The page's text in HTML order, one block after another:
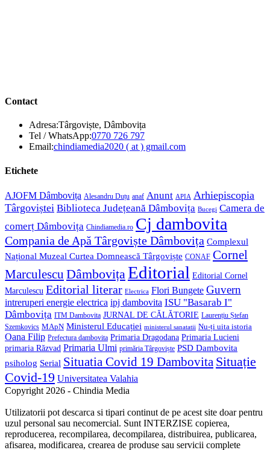
Contact
Adresa:Târgoviște, Dâmbovița
Tel / WhatsApp:0770 726 797Opens
in
Email:chindiamedia2020 ( at ) gmail.comOpens
Etichete
AJOFM Dâmbovița Alesandru Duțu anaf Anunt APIA Arhiepiscopia
Târgoviștei Biblioteca Județeană Dâmbovița Bucegi Camera de
comerț Dâmbovița Chindiamedia.ro Cj dambovita
Compania de Apă Târgoviște Dâmbovița Complexul
Național Muzeal Curtea Domnească Târgoviște CONAF Cornel
Marculescu Dâmbovița Editorial Editorial Cornel
Marculescu Editorial literar Electrica Flori Bungete Guvern
intreruperi energie electrica ipj dambovita ISU "Basarab I"
Dâmbovița ITM Dambovita JURNAL DE CĂLĂTORIE Laurențiu Ștefan
Szemkovics MApN Ministerul Educației ministerul sanatatii Nu-ți uita istoria
Oana Filip Prefectura dambovita Primaria Dragodana Primaria Lucieni
primaria Răzvad Primaria Ulmi primăria Târgoviște PSD Dambovita
psiholog Serial Situatia Covid 19 Dambovita Situație
Covid-19 Universitatea Valahia
Copyright 2026 - Chindia Media
Utilizatorii pot descarca si tipari continut de pe acest site doar pentru
uzul personal sau necomercial. Sunt INTERZISE copierea,
reproducerea, recompilarea, decompilarea, distribuirea, publicarea,
afisarea, modificarea, crearea de produse sau servicii complete